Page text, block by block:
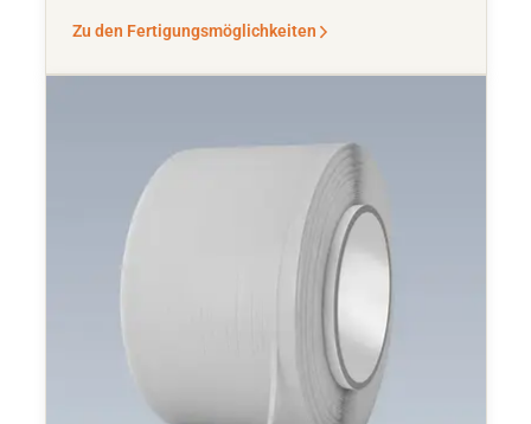
Zu den Fertigungsmöglichkeiten